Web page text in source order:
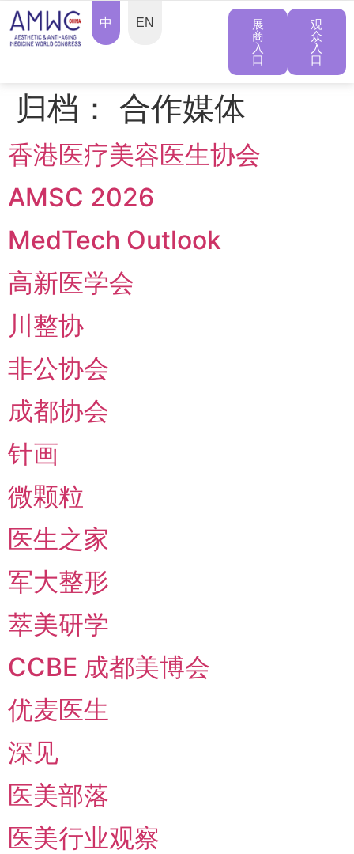
展
商
入
口
观
众
入
口
中 EN
归档： 合作媒体
香港医疗美容医生协会
AMSC 2026
MedTech Outlook
高新医学会
川整协
非公协会
成都协会
针画
微颗粒
医生之家
军大整形
萃美研学
CCBE 成都美博会
优麦医生
深见
医美部落
医美行业观察